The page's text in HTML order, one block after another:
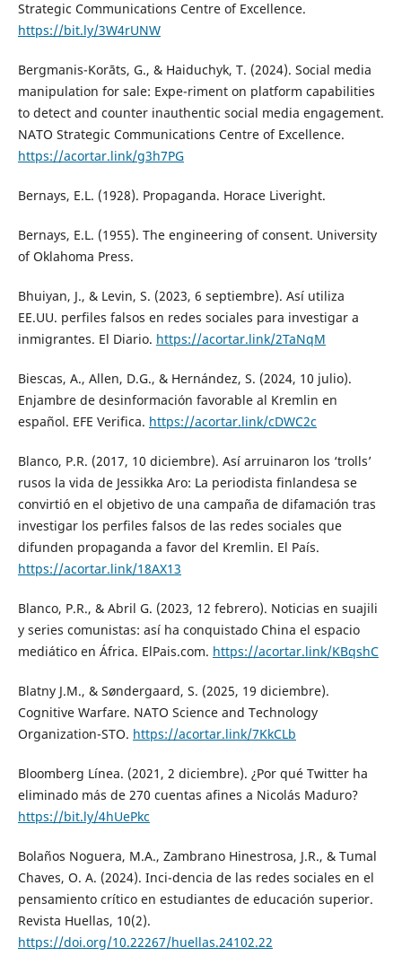
Strategic Communications Centre of Excellence.
https://bit.ly/3W4rUNW
Bergmanis-Korāts, G., & Haiduchyk, T. (2024). Social media
manipulation for sale: Expe-riment on platform capabilities
to detect and counter inauthentic social media engagement.
NATO Strategic Communications Centre of Excellence.
https://acortar.link/g3h7PG
Bernays, E.L. (1928). Propaganda. Horace Liveright.
Bernays, E.L. (1955). The engineering of consent. University
of Oklahoma Press.
Bhuiyan, J., & Levin, S. (2023, 6 septiembre). Así utiliza
EE.UU. perfiles falsos en redes sociales para investigar a
inmigrantes. El Diario. https://acortar.link/2TaNqM
Biescas, A., Allen, D.G., & Hernández, S. (2024, 10 julio).
Enjambre de desinformación favorable al Kremlin en
español. EFE Verifica. https://acortar.link/cDWC2c
Blanco, P.R. (2017, 10 diciembre). Así arruinaron los ‘trolls’
rusos la vida de Jessikka Aro: La periodista finlandesa se
convirtió en el objetivo de una campaña de difamación tras
investigar los perfiles falsos de las redes sociales que
difunden propaganda a favor del Kremlin. El País.
https://acortar.link/18AX13
Blanco, P.R., & Abril G. (2023, 12 febrero). Noticias en suajili
y series comunistas: así ha conquistado China el espacio
mediático en África. ElPais.com. https://acortar.link/KBqshC
Blatny J.M., & Søndergaard, S. (2025, 19 diciembre).
Cognitive Warfare. NATO Science and Technology
Organization-STO. https://acortar.link/7KkCLb
Bloomberg Línea. (2021, 2 diciembre). ¿Por qué Twitter ha
eliminado más de 270 cuentas afines a Nicolás Maduro?
https://bit.ly/4hUePkc
Bolaños Noguera, M.A., Zambrano Hinestrosa, J.R., & Tumal
Chaves, O. A. (2024). Inci-dencia de las redes sociales en el
pensamiento crítico en estudiantes de educación superior.
Revista Huellas, 10(2).
https://doi.org/10.22267/huellas.24102.22